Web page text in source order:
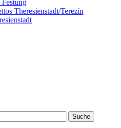
Theresienstadt/Terezín
Suche